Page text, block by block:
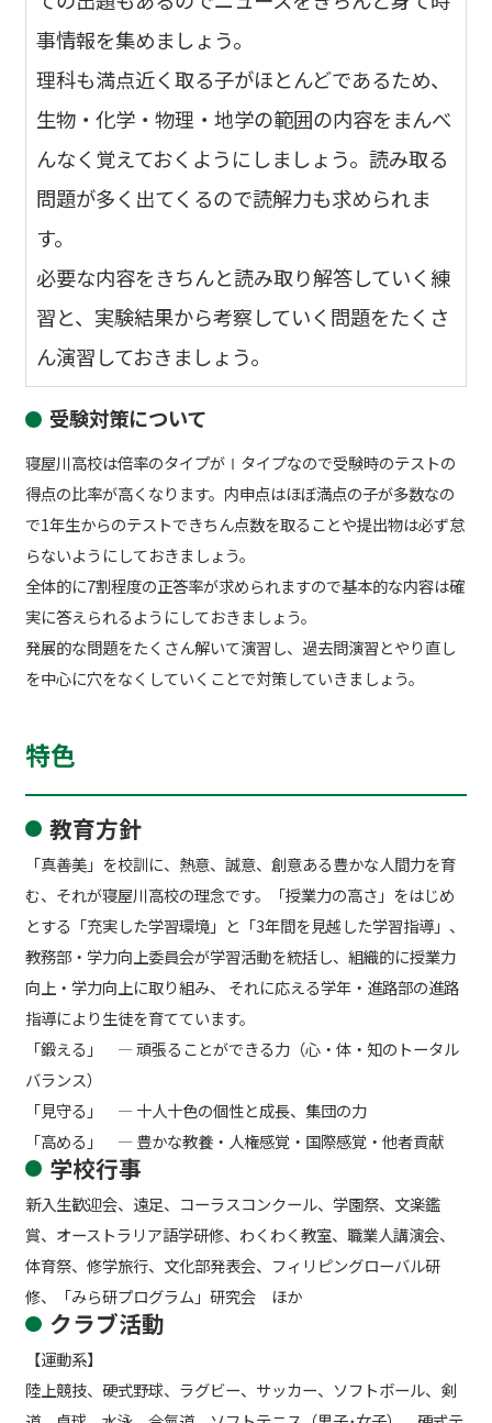
事情報を集めましょう。
理科も満点近く取る子がほとんどであるため、
生物・化学・物理・地学の範囲の内容をまんべ
んなく覚えておくようにしましょう。読み取る
問題が多く出てくるので読解力も求められま
す。
必要な内容をきちんと読み取り解答していく練
習と、実験結果から考察していく問題をたくさ
ん演習しておきましょう。
受験対策について
寝屋川高校は倍率のタイプがⅠタイプなので受験時のテストの
得点の比率が高くなります。内申点はほぼ満点の子が多数なの
で1年生からのテストできちん点数を取ることや提出物は必ず怠
らないようにしておきましょう。
全体的に7割程度の正答率が求められますので基本的な内容は確
実に答えられるようにしておきましょう。
発展的な問題をたくさん解いて演習し、過去問演習とやり直し
を中心に穴をなくしていくことで対策していきましょう。
特色
教育方針
「真善美」を校訓に、熱意、誠意、創意ある豊かな人間力を育
む、それが寝屋川高校の理念です。「授業力の高さ」をはじめ
とする「充実した学習環境」と「3年間を見越した学習指導」、
教務部・学力向上委員会が学習活動を統括し、組織的に授業力
向上・学力向上に取り組み、 それに応える学年・進路部の進路
指導により生徒を育てています。
「鍛える」 ― 頑張ることができる力（心・体・知のトータル
バランス）
「見守る」 ― 十人十色の個性と成長、集団の力
「高める」 ― 豊かな教養・人権感覚・国際感覚・他者貢献
学校行事
新入生歓迎会、遠足、コーラスコンクール、学園祭、文楽鑑
賞、オーストラリア語学研修、わくわく教室、職業人講演会、
体育祭、修学旅行、文化部発表会、フィリピングローバル研
修、「みら研プログラム」研究会 ほか
クラブ活動
【運動系】
陸上競技、硬式野球、ラグビー、サッカー、ソフトボール、剣